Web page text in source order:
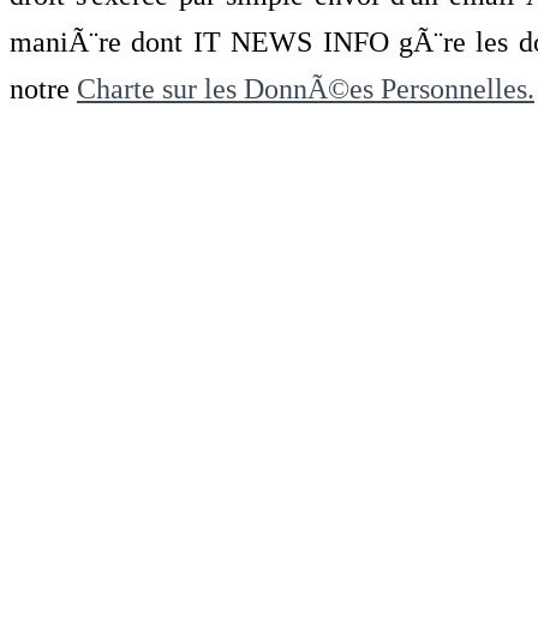
maniÃ¨re dont IT NEWS INFO gÃ¨re les
notre Charte sur les DonnÃ©es Personnelles.